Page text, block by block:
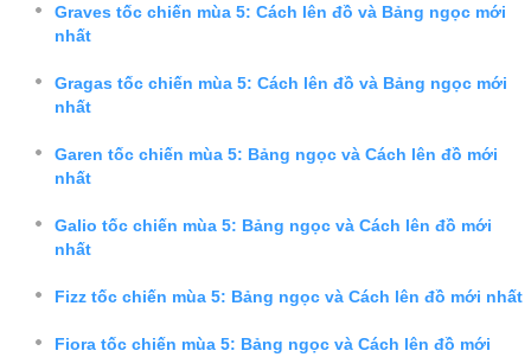
Graves tốc chiến mùa 5: Cách lên đồ và Bảng ngọc mới
nhất
Gragas tốc chiến mùa 5: Cách lên đồ và Bảng ngọc mới
nhất
Garen tốc chiến mùa 5: Bảng ngọc và Cách lên đồ mới
nhất
Galio tốc chiến mùa 5: Bảng ngọc và Cách lên đồ mới
nhất
Fizz tốc chiến mùa 5: Bảng ngọc và Cách lên đồ mới nhất
Fiora tốc chiến mùa 5: Bảng ngọc và Cách lên đồ mới